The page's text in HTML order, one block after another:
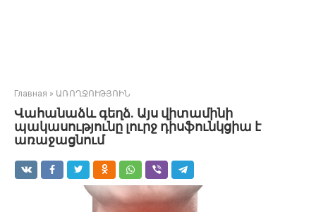
Главная » ԱՌՈՂՋՈՒԹՅՈԻՆ
Վահանաձև գեղձ. Այս վիտամինի
պակասությունը լուրջ դիսֆունկցիա է
առաջացնում